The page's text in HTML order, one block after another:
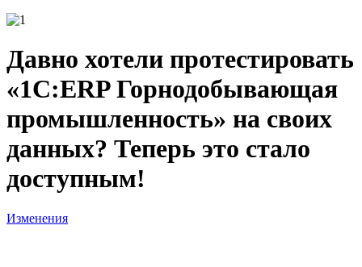
Давно хотели протестировать
«1С:ERP Горнодобывающая
промышленность» на своих
данных? Теперь это стало
доступным!
Изменения